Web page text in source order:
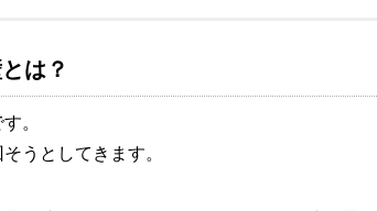
は？
。
うとしてきます。